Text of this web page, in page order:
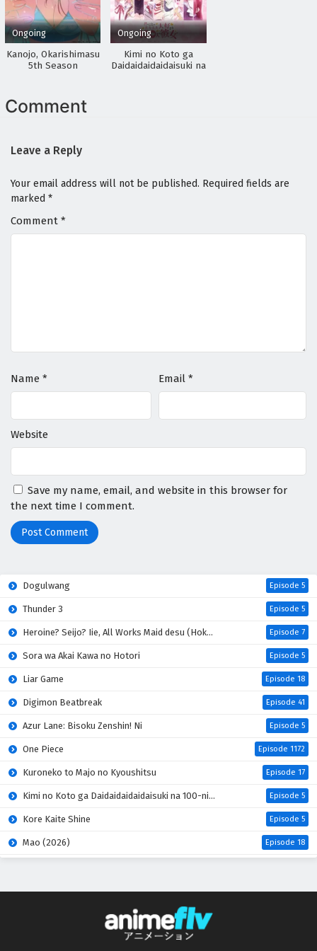
Ongoing
Kanojo, Okarishimasu
5th Season
Ongoing
Kimi no Koto ga
Daidaidaidaidaisuki na
Comment
Leave a Reply
Your email address will not be published. Required fields are
marked *
Comment *
Name * Email *
Website
Save my name, email, and website in this browser for
the next time I comment.
Dogulwang Episode 5
Thunder 3 Episode 5
Heroine? Seijo? Iie, All Works Maid desu (Hokori)! Episode 7
Sora wa Akai Kawa no Hotori Episode 5
Liar Game Episode 18
Digimon Beatbreak Episode 41
Azur Lane: Bisoku Zenshin! Ni Episode 5
One Piece Episode 1172
Kuroneko to Majo no Kyoushitsu Episode 17
Kimi no Koto ga Daidaidaidaidaisuki na 100-nin no Kanojo 3rd Season Episode 5
Kore Kaite Shine Episode 5
Mao (2026) Episode 18
Mahou Shoujo Lyrical Nanoha EXCEEDS: Gun Blaze Vengeance
Kimi wo Aisuru Ki wa Nai” to Itta Jiki Koushaku-sama ga Nazeka Dekiai shitekimasu